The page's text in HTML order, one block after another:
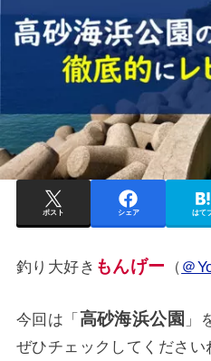
ポスト シェア はて
釣り大好き もんげー （ ＠
今回は「 高砂海浜公園 」
ぜひチェックしてください